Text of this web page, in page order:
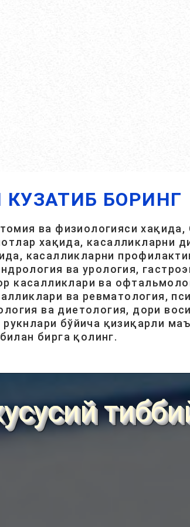
КУЗАТИБ БОРИНГ
ва физиологияси хақида,
хақида, касалликларни
касалликларни
ва урология,
касалликлари ва
ва ревматология,
ва диетология, дори
бўйича қизиқарли
билан бирга қолинг.